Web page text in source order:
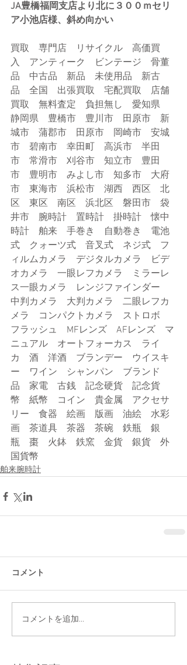
JA豊橋福岡支店より北に３００ｍセリ
ア小池店様、斜め向かい
買取　専門店　リサイクル　高価買
入　アンティーク　ビンテージ　骨董
品　中古品　新品　未使用品　新古
品　全国　出張買取　宅配買取　店舗
買取　無料査定　負担無し　愛知県
静岡県　豊橋市　豊川市　田原市　新
城市　蒲郡市　田原市　岡崎市　安城
市　碧南市　幸田町　高浜市　半田
市　常滑市　刈谷市　知立市　豊田
市　豊明市　みよし市　知多市　大府
市　東海市　浜松市　湖西　西区　北
区　東区　南区　浜北区　磐田市　袋
井市　腕時計　置時計　掛時計　懐中
時計　舶来　手巻き　自動巻き　電池
式　クォーツ式　音叉式　ネジ式　フ
ィルムカメラ　デジタルカメラ　ビデ
オカメラ　一眼レフカメラ　ミラーレ
ス一眼カメラ　レンジファインダー
中判カメラ　大判カメラ　二眼レフカ
メラ　コンパクトカメラ　ストロボ
フラッシュ　MFレンズ　AFレンズ　マ
ニュアル　オートフォーカス　ライ
カ　酒　洋酒　ブランデー　ウイスキ
ー　ワイン　シャンパン　ブランド
品　家電　古銭　記念硬貨　記念貨
幣　紙幣　コイン　貴金属　アクセサ
リー　食器　絵画　版画　油絵　水彩
画　茶道具　茶器　茶碗　鉄瓶　銀
瓶　棗　火鉢　鉄窯　金貨　銀貨　外
国貨幣
舶来腕時計
コメント
コメントを追加…